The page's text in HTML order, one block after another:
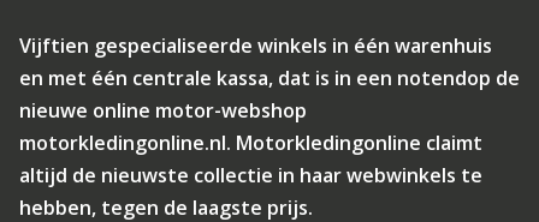
Vijftien gespecialiseerde winkels in één warenhuis
en met één centrale kassa, dat is in een notendop de
nieuwe online motor-webshop
motorkledingonline.nl. Motorkledingonline claimt
altijd de nieuwste collectie in haar webwinkels te
hebben, tegen de laagste prijs.